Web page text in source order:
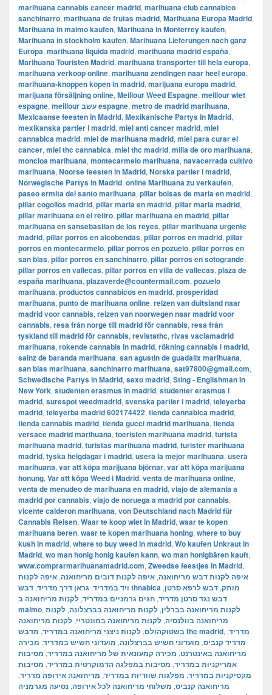
marihuana cannabis cancer madrid, marihuana club cannabico
sanchinarro, marihuana de frutas madrid, Marihuana Europa Madrid,
Marihuana in malmo kaufen, Marihuana in Monterrey kaufen,
Marihuana in stockholm kaufen, Marihuana Lieferungen nach ganz
Europa, marihuana liquida madrid, marihuana madrid españa,
Marihuana Touristen Madrid, marihuana transporter till hela europa,
marihuana verkoop online, marihuana zendingen naar heel europa,
marihuana-knoppen kopen in madrid, marijuana europa madrid,
marijuana försäljning online, Meillour Weed Espagne, meillour wiet
espagne, meillour עשב espagne, metro de madrid marihuana,
Mexicaanse feesten in Madrid, Mexikanische Partys in Madrid,
mexikanska partier i madrid, miel anti cancer madrid, miel
cannabica madrid, miel de marihuana madrid, miel para curar el
cancer, miel thc cannabica, miel thc madrid, milla de oro marihuana,
moncloa marihuana, montecarmelo marihuana, navacerrada cultivo
marihuana, Noorse feesten in Madrid, Norska partier i madrid,
Norwegische Partys in Madrid, online Marihuana zu verkaufen,
paseo ermita del santo marihuana, pillar bolsas de maria en madrid,
pillar cogollos madrid, pillar maria en madrid, pillar maria madrid,
pillar marihuana en el retiro, pillar marihuana en madrid, pillar
marihuana en sansebastian de los reyes, pillar marihuana urgente
madrid, pillar porros en alcobendas, pillar porros en madrid, pillar
porros en montecarmelo, pillar porros en pozuelo, pillar porros en
san blas, pillar porros en sanchinarro, pillar porros en sotogrande,
pillar porros en vallecas, pillar porros en villa de vallecas, plaza de
españa marihuana, plazaverde@countermail.com, pozuelo
marihuana, productos cannabicos en madrid, prosperidad
marihuana, punto de marihuana online, reizen van duitsland naar
madrid voor cannabis, reizen van noorwegen naar madrid voor
cannabis, resa från norge till madrid för cannabis, resa från
tyskland till madrid för cannabis, revistathc, rivas vaciamadrid
marihuana, rokende cannabis in madrid, rökning cannabis i madrid,
sainz de baranda marihuana, san agustin de guadalix marihuana,
san blas marihuana, sanchinarro marihuana, sat97800@gmail.com,
Schwedische Partys in Madrid, sexo madrid, Sting - Englishman In
New York, studenten erasmus in madrid, studenter erasmus i
madrid, surespot weedmadrid, svenska partier i madrid, teleyerba
madrid, teleyerba madrid 602174422, tienda cannabica madrid,
tienda cannabis madrid, tienda gucci madrid marihuana, tienda
versace madrid marihuana, toeristen marihuana madrid, turista
marihuana madrid, turistas marihuana madrid, turister marihuana
madrid, tyska helgdagar i madrid, usera la mejor marihuana, usera
marihuana, var att köpa marijuana björnar, var att köpa marijuana
honung, Var att köpa Weed i Madrid, venta de marihuana online,
venta de menudeo de marihuana en madrid, viajo de alemania a
madrid por cannabis, viajo de noruega a madrid por cannabis,
vicente calderon marihuana, von Deutschland nach Madrid für
Cannabis Reisen, Waar te koop wiet in Madrid, waar te kopen
marihuana beren, waar te kopen marihuana honing, where to buy
kush in madrid, where to buy weed in madrid, Wo kaufen Unkraut in
Madrid, wo man honig honig kaufen kann, wo man honigbären kauft,
www.comprarmarihuanamadrid.com, Zweedse feestjes in Madrid,
איפה לקנות דבש מריחואנה, איפה לקנות דובים מריחואנה, איפה לקנות
ויד במדריד, גראן דרך מדריד, דבש thnabica מותק, דבש לרפא סרטן,
דבש נגד סרטן מדריד, חגים גרמניים במדריד, לקנות מריחואנה ב
malmo, לקנות מריחואנה בברלין, לקנות מריחואנה בברצלונה, לקנות
מריחואנה בוולנסיה, לקנות מריחואנה במונטריי, לקנות מריחואנה
בשטוקהולם, לקנות ניצני מריחואנה במדריד, מדבש thc madrid, מדריד,
מדריד קנביס, מועדוני חשיש בברצלונה, מועדוני חשיש במדריד, מכירה
מריחואנה באינטרנט, מכירה קמעונאית של מריחואנה במדריד, מסיבות
אמריקניות במדריד, מסיבות במפלגה הדמוקרטית במדריד, מסיבות
מקסיקניות במדריד, מפלגות שוודיות במדריד, מריחואנה אירופה מדריד,
מריחואנה קנביס, משלוחי מריחואנה לכל אירופה, נסיעה מגרמניה